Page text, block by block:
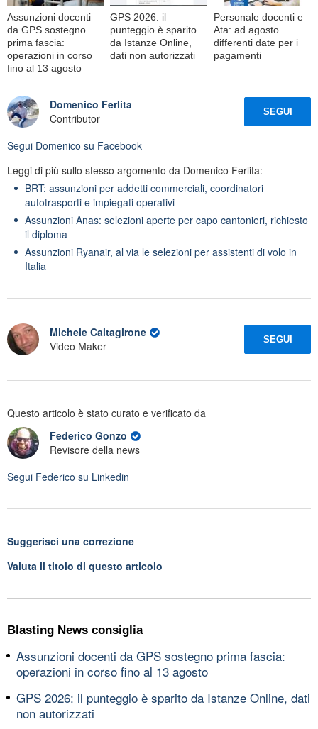
Assunzioni docenti
da GPS sostegno
prima fascia:
operazioni in corso
fino al 13 agosto
GPS 2026: il
punteggio è sparito
da Istanze Online,
dati non autorizzati
Personale docenti e
Ata: ad agosto
differenti date per i
pagamenti
Domenico Ferlita
Contributor
SEGUI
Segui Domenico su Facebook
Leggi di più sullo stesso argomento da Domenico Ferlita:
BRT: assunzioni per addetti commerciali, coordinatori
autotrasporti e impiegati operativi
Assunzioni Anas: selezioni aperte per capo cantonieri, richiesto
il diploma
Assunzioni Ryanair, al via le selezioni per assistenti di volo in
Italia
Michele Caltagirone
Video Maker
SEGUI
Questo articolo è stato curato e verificato da
Federico Gonzo
Revisore della news
Segui Federico su Linkedin
Suggerisci una correzione
Valuta il titolo di questo articolo
Blasting News consiglia
Assunzioni docenti da GPS sostegno prima fascia:
operazioni in corso fino al 13 agosto
GPS 2026: il punteggio è sparito da Istanze Online, dati
non autorizzati